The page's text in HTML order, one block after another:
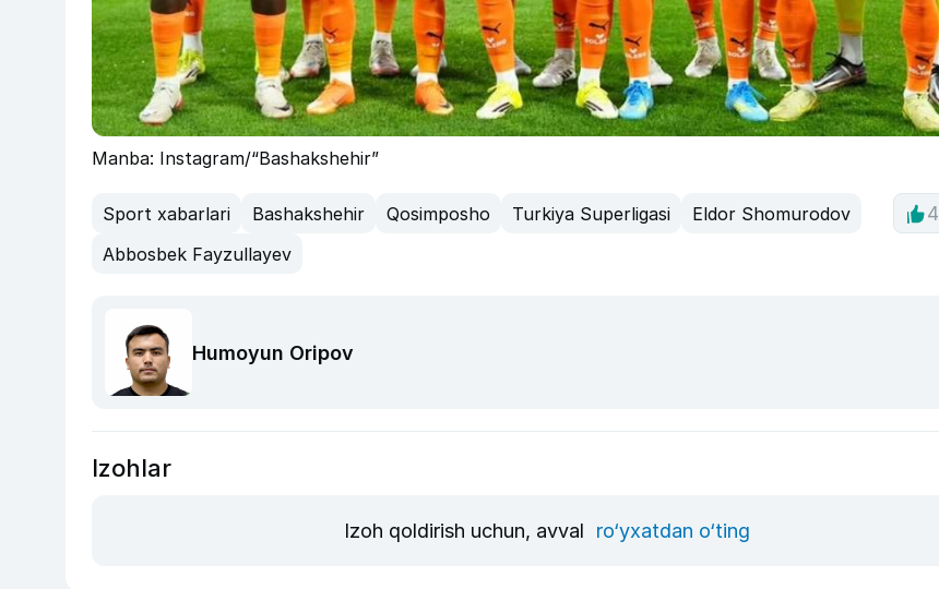
Manba: Instagram/“Bashakshehir”
Sport xabarlari Bashakshehir Qosimposho Turkiya Superligasi
Eldor Shomurodov
Abbosbek Fayzullayev
4
Humoyun Oripov
Izohlar
Izoh qoldirish uchun, avval ro‘yxatdan o‘ting